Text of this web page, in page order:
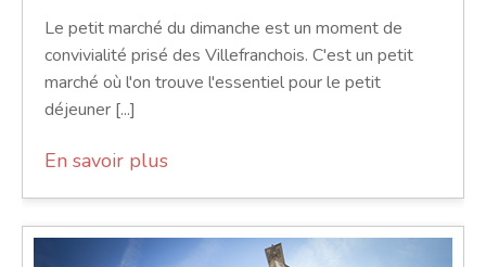
Le petit marché du dimanche est un moment de
convivialité prisé des Villefranchois. C'est un petit
marché où l'on trouve l'essentiel pour le petit
déjeuner [...]
En savoir plus